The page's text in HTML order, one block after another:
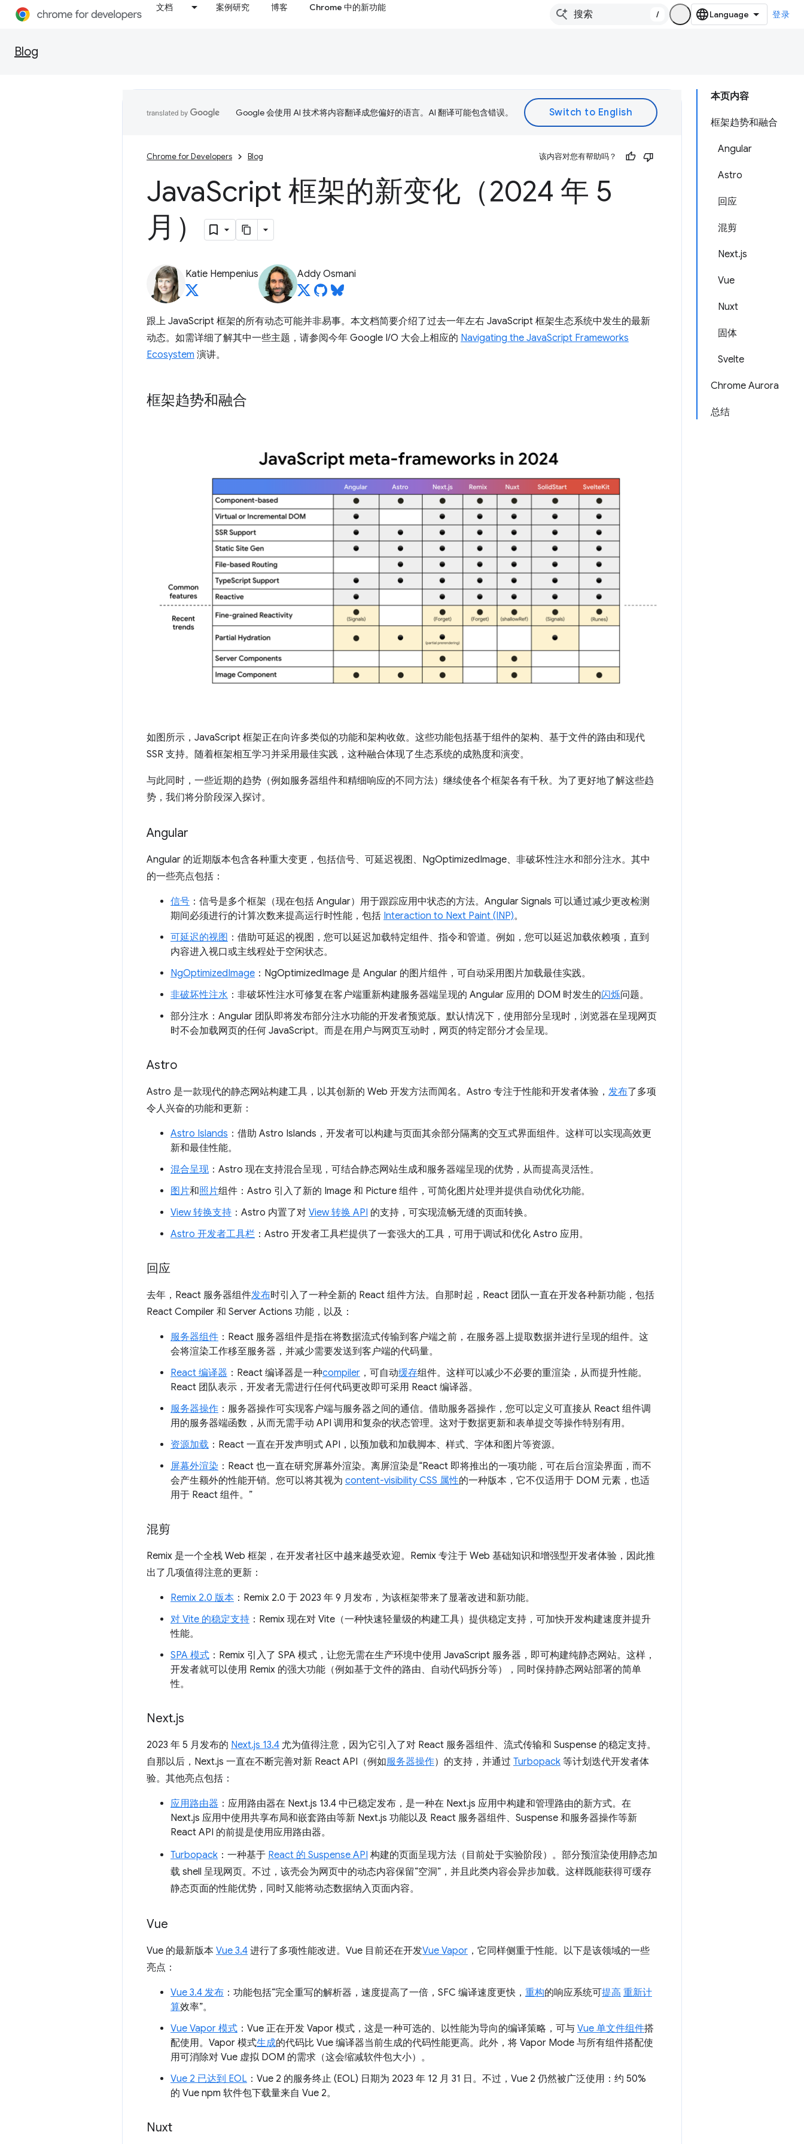
文档 案例研究 博客 Chrome 中的新功能
/ 登录
Blog
本页内容
框架趋势和融合
Angular
Astro
回应
混剪
Next.js
Vue
Nuxt
固体
Svelte
Chrome Aurora
总结
Google 会使用 AI 技术将内容翻译成您偏好的语言。AI 翻译可能包含错误。
Chrome for Developers Blog 该内容对您有帮助吗？
JavaScript 框架的新变化（2024 年 5
月）
Katie Hempenius Addy Osmani
跟上 JavaScript 框架的所有动态可能并非易事。本文档简要介绍了过去一年左右 JavaScript 框架生态系统中发生的最新
动态。如需详细了解其中一些主题，请参阅今年 Google I/O 大会上相应的 Navigating the JavaScript Frameworks
Ecosystem 演讲。
框架趋势和融合
如图所示，JavaScript 框架正在向许多类似的功能和架构收敛。这些功能包括基于组件的架构、基于文件的路由和现代
SSR 支持。随着框架相互学习并采用最佳实践，这种融合体现了生态系统的成熟度和演变。
与此同时，一些近期的趋势（例如服务器组件和精细响应的不同方法）继续使各个框架各有千秋。为了更好地了解这些趋
势，我们将分阶段深入探讨。
Angular
Angular 的近期版本包含各种重大变更，包括信号、可延迟视图、NgOptimizedImage、非破坏性注水和部分注水。其中
的一些亮点包括：
信号 ：信号是多个框架（现在包括 Angular）用于跟踪应用中状态的方法。Angular Signals 可以通过减少更改检测
期间必须进行的计算次数来提高运行时性能，包括 Interaction to Next Paint (INP)。
可延迟的视图 ：借助可延迟的视图，您可以延迟加载特定组件、指令和管道。例如，您可以延迟加载依赖项，直到
内容进入视口或主线程处于空闲状态。
NgOptimizedImage ：NgOptimizedImage 是 Angular 的图片组件，可自动采用图片加载最佳实践。
非破坏性注水 ：非破坏性注水可修复在客户端重新构建服务器端呈现的 Angular 应用的 DOM 时发生的闪烁问题。
部分注水：Angular 团队即将发布部分注水功能的开发者预览版。默认情况下，使用部分呈现时，浏览器在呈现网页
时不会加载网页的任何 JavaScript。而是在用户与网页互动时，网页的特定部分才会呈现。
Astro
Astro 是一款现代的静态网站构建工具，以其创新的 Web 开发方法而闻名。Astro 专注于性能和开发者体验， 发布了多项
令人兴奋的功能和更新：
Astro Islands ：借助 Astro Islands，开发者可以构建与页面其余部分隔离的交互式界面组件。这样可以实现高效更
新和最佳性能。
混合呈现 ：Astro 现在支持混合呈现，可结合静态网站生成和服务器端呈现的优势，从而提高灵活性。
图片和照片组件：Astro 引入了新的 Image 和 Picture 组件，可简化图片处理并提供自动优化功能。
View 转换支持 ：Astro 内置了对 View 转换 API 的支持，可实现流畅无缝的页面转换。
Astro 开发者工具栏 ：Astro 开发者工具栏提供了一套强大的工具，可用于调试和优化 Astro 应用。
回应
去年，React 服务器组件发布时引入了一种全新的 React 组件方法。自那时起，React 团队一直在开发各种新功能，包括
React Compiler 和 Server Actions 功能，以及：
服务器组件 ：React 服务器组件是指在将数据流式传输到客户端之前，在服务器上提取数据并进行呈现的组件。这
会将渲染工作移至服务器，并减少需要发送到客户端的代码量。
React 编译器 ：React 编译器是一种compiler ，可自动缓存组件。这样可以减少不必要的重渲染，从而提升性能。
React 团队表示，开发者无需进行任何代码更改即可采用 React 编译器。
服务器操作 ：服务器操作可实现客户端与服务器之间的通信。借助服务器操作，您可以定义可直接从 React 组件调
用的服务器端函数，从而无需手动 API 调用和复杂的状态管理。这对于数据更新和表单提交等操作特别有用。
资源加载 ：React 一直在开发声明式 API，以预加载和加载脚本、样式、字体和图片等资源。
屏幕外渲染 ：React 也一直在研究屏幕外渲染。离屏渲染是“React 即将推出的一项功能，可在后台渲染界面，而不
会产生额外的性能开销。您可以将其视为 content-visibility CSS 属性的一种版本，它不仅适用于 DOM 元素，也适
用于 React 组件。”
混剪
Remix 是一个全栈 Web 框架，在开发者社区中越来越受欢迎。Remix 专注于 Web 基础知识和增强型开发者体验，因此推
出了几项值得注意的更新：
Remix 2.0 版本 ：Remix 2.0 于 2023 年 9 月发布，为该框架带来了显著改进和新功能。
对 Vite 的稳定支持 ：Remix 现在对 Vite（一种快速轻量级的构建工具）提供稳定支持，可加快开发构建速度并提升
性能。
SPA 模式 ：Remix 引入了 SPA 模式，让您无需在生产环境中使用 JavaScript 服务器，即可构建纯静态网站。这样，
开发者就可以使用 Remix 的强大功能（例如基于文件的路由、自动代码拆分等），同时保持静态网站部署的简单
性。
Next.js
2023 年 5 月发布的 Next.js 13.4 尤为值得注意，因为它引入了对 React 服务器组件、流式传输和 Suspense 的稳定支持。
自那以后，Next.js 一直在不断完善对新 React API（例如服务器操作）的支持，并通过 Turbopack 等计划迭代开发者体
验。其他亮点包括：
应用路由器 ：应用路由器在 Next.js 13.4 中已稳定发布，是一种在 Next.js 应用中构建和管理路由的新方式。在
Next.js 应用中使用共享布局和嵌套路由等新 Next.js 功能以及 React 服务器组件、Suspense 和服务器操作等新
React API 的前提是使用应用路由器。
Turbopack ：一种基于 React 的 Suspense API 构建的页面呈现方法（目前处于实验阶段）。部分预渲染使用静态加
载 shell 呈现网页。不过，该壳会为网页中的动态内容保留“空洞”，并且此类内容会异步加载。这样既能获得可缓存
静态页面的性能优势，同时又能将动态数据纳入页面内容。
Vue
Vue 的最新版本 Vue 3.4 进行了多项性能改进。Vue 目前还在开发Vue Vapor ，它同样侧重于性能。以下是该领域的一些
亮点：
Vue 3.4 发布 ：功能包括“完全重写的解析器，速度提高了一倍，SFC 编译速度更快， 重构的响应系统可提高 重新计
算效率”。
Vue Vapor 模式 ：Vue 正在开发 Vapor 模式，这是一种可选的、以性能为导向的编译策略，可与 Vue 单文件组件搭
配使用。Vapor 模式生成的代码比 Vue 编译器当前生成的代码性能更高。此外，将 Vapor Mode 与所有组件搭配使
用可消除对 Vue 虚拟 DOM 的需求（这会缩减软件包大小）。
Vue 2 已达到 EOL ：Vue 2 的服务终止 (EOL) 日期为 2023 年 12 月 31 日。不过，Vue 2 仍然被广泛使用：约 50%
的 Vue npm 软件包下载量来自 Vue 2。
Nuxt